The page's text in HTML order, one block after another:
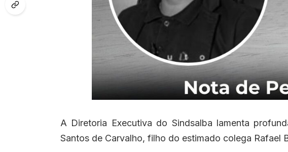
A Diretoria Executiva do Sindsalba lamenta
Santos de Carvalho, filho do estimado colega Rafael